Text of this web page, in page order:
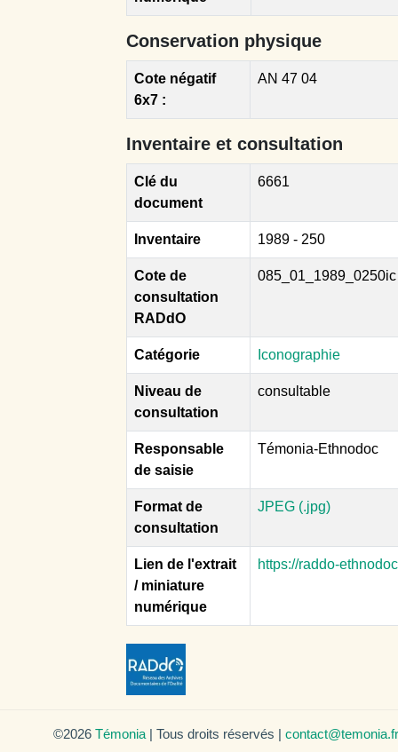
Conservation physique
Cote négatif
6x7 :
AN 47 04
Inventaire et consultation
Clé du
document
6661
Inventaire 1989 - 250
Cote de
consultation
RADdO
085_01_1989_0250ic
Catégorie Iconographie
Niveau de
consultation
consultable
Responsable
de saisie
Témonia-Ethnodoc
Format de
consultation
JPEG (.jpg)
Lien de l'extrait
/ miniature
numérique
https://raddo-
©2026 Témonia | Tous droits réservés | contact@temonia.fr